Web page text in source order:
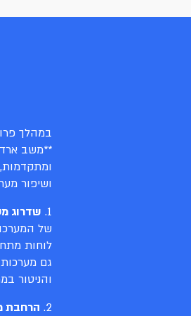
במהלך
**משב
ושיפור
1. שדרוג
של
לוחות
גם
והניטור
2. הרחבת